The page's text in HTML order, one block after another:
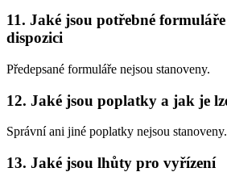
11. Jaké jsou potřebné
dispozici
Předepsané formuláře nejsou stanoveny.
12. Jaké jsou poplatky a jak je
Správní ani jiné poplatky nejsou stanoveny.
13. Jaké jsou lhůty pro vyřízení